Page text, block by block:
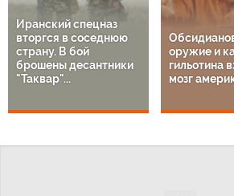
Иранский спецназ
вторгся в соседнюю
страну. В бой
брошены десантники
"Таквар"...
оружие и
гильотина
мозг